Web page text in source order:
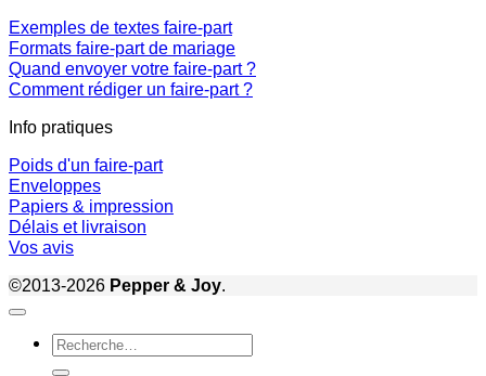
Exemples de textes faire-part
Formats faire-part de mariage
Quand envoyer votre faire-part ?
Comment rédiger un faire-part ?
Info pratiques
Poids d'un faire-part
Enveloppes
Papiers & impression
Délais et livraison
Vos avis
©2013-2026 Pepper & Joy.
Recherche
pour :